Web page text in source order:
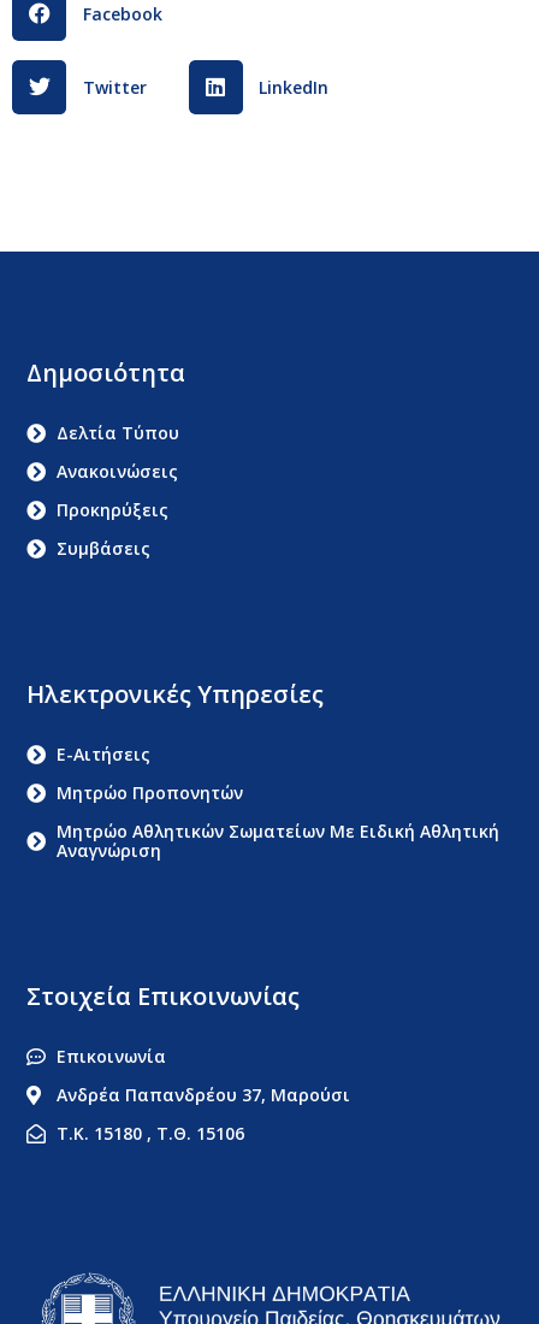
Facebook
Twitter LinkedIn
Στοιχεία Επικοινωνίας
Επικοινωνία
Ανδρέα Παπανδρέου 37, Μαρούσι
Τ.Κ. 15180 , Τ.Θ. 15106
Ηλεκτρονικές Υπηρεσίες
E-Αιτήσεις
Μητρώο Προπονητών
Μητρώο Αθλητικών Σωματείων Με Ειδική Αθλητική
Αναγνώριση
Δημοσιότητα
Δελτία Τύπου
Ανακοινώσεις
Προκηρύξεις
Συμβάσεις